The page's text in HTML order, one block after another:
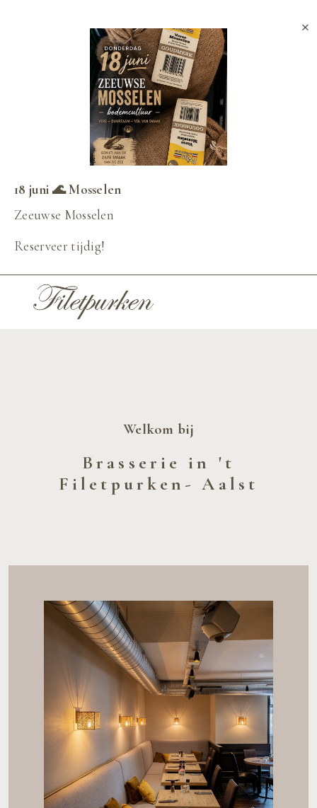
18 juni 🌊 Mosselen
Zeeuwse Mosselen
Reserveer tijdig!
×
Welkom bij
Brasserie in 't
Filetpurken- Aalst